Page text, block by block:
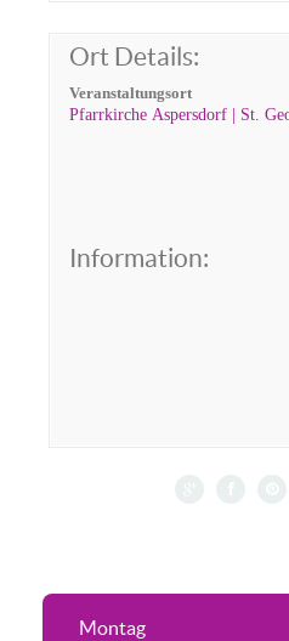
Ort Details:
Veranstaltungsort
Pfarrkirche Aspersdorf | St.
Information:
Montag